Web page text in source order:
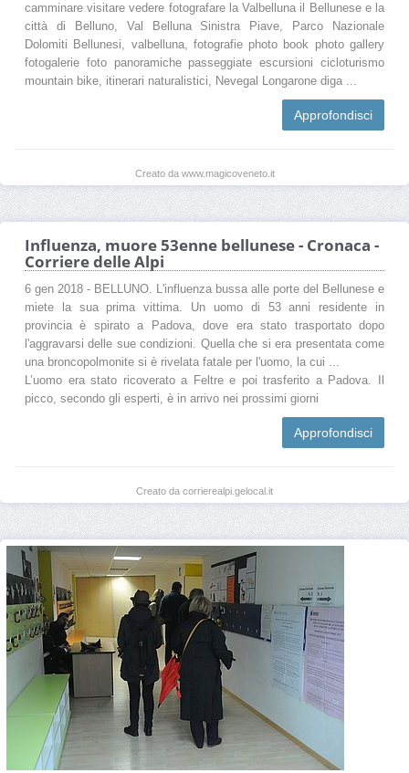
camminare visitare vedere fotografare la Valbelluna il Bellunese e la
città di Belluno, Val Belluna Sinistra Piave, Parco Nazionale
Dolomiti Bellunesi, valbelluna, fotografie photo book photo gallery
fotogalerie foto panoramiche passeggiate escursioni cicloturismo
mountain bike, itinerari naturalistici, Nevegal Longarone diga ...
Approfondisci
Creato da www.magicoveneto.it
Influenza, muore 53enne bellunese - Cronaca -
Corriere delle Alpi
6 gen 2018 - BELLUNO. L'influenza bussa alle porte del Bellunese e
miete la sua prima vittima. Un uomo di 53 anni residente in
provincia è spirato a Padova, dove era stato trasportato dopo
l'aggravarsi delle sue condizioni. Quella che si era presentata come
una broncopolmonite si è rivelata fatale per l'uomo, la cui ...
L’uomo era stato ricoverato a Feltre e poi trasferito a Padova. Il
picco, secondo gli esperti, è in arrivo nei prossimi giorni
Approfondisci
Creato da corrierealpi.gelocal.it